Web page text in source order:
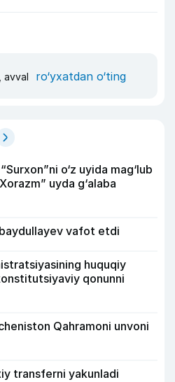
avval ro‘yxatdan o‘ting
o‘z uyida mag‘lub
uyda g‘alaba
vafot etdi
huquqiy
qonunni
Qahramoni unvoni
transferni yakunladi